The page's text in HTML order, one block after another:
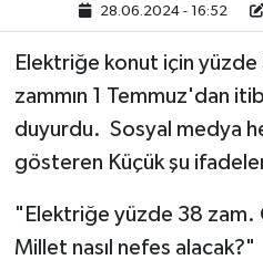
28.06.2024 - 16:52
Elektriğe konut için yüzde
zammın 1 Temmuz'dan
duyurdu. Sosyal medya
gösteren Küçük şu
"Elektriğe yüzde 38 zam.
Millet nasıl nefes alacak?"
Kadın
Yurt
2024 Seçim Sonuçları